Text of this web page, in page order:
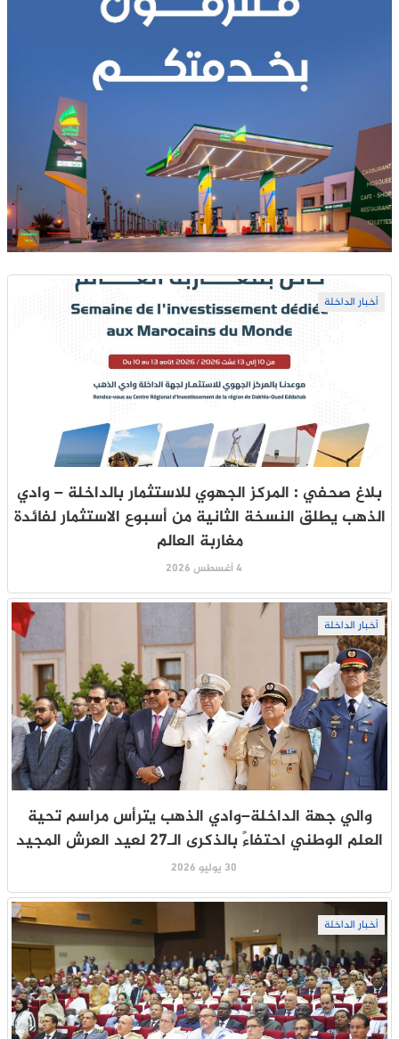
أخبار الداخلة
بلاغ صحفي : المركز الجهوي للاستثمار بالداخلة – وادي
الذهب يطلق النسخة الثانية من أسبوع الاستثمار لفائدة
مغاربة العالم
4 أغسطس 2026
أخبار الداخلة
والي جهة الداخلة–وادي الذهب يترأس مراسم تحية
العلم الوطني احتفاءً بالذكرى الـ27 لعيد العرش المجيد
30 يوليو 2026
أخبار الداخلة